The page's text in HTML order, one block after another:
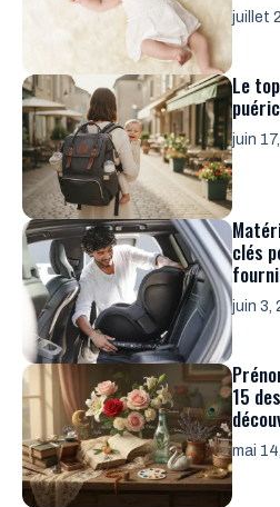
juillet
Le
juin
clés
juin 3,
15
mai